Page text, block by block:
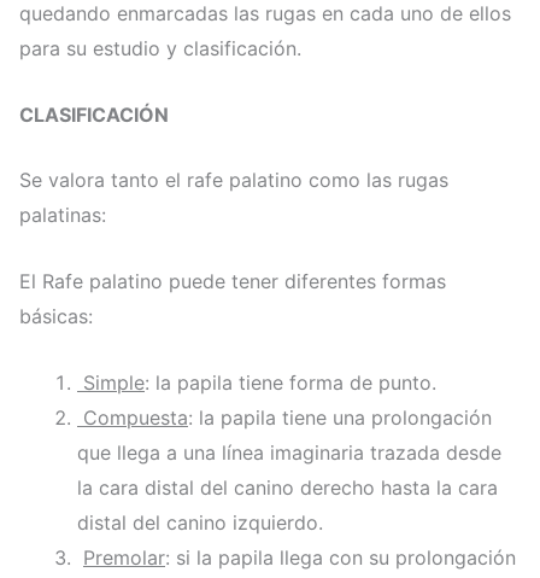
quedando enmarcadas las rugas en cada uno de ellos
para su estudio y clasificación.
CLASIFICACIÓN
Se valora tanto el rafe palatino como las rugas
palatinas:
El Rafe palatino puede tener diferentes formas
básicas:
Simple: la papila tiene forma de punto.
Compuesta: la papila tiene una prolongación
que llega a una línea imaginaria trazada desde
la cara distal del canino derecho hasta la cara
distal del canino izquierdo.
Premolar: si la papila llega con su prolongación